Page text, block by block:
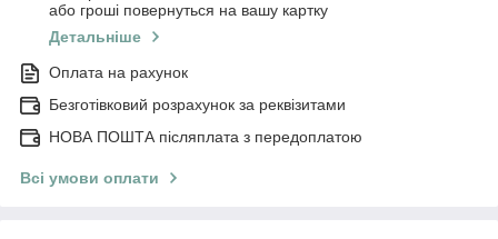
або гроші повернуться на вашу картку
Детальніше
Оплата на рахунок
Безготівковий розрахунок за реквізитами
НОВА ПОШТА післяплата з передоплатою
Всі умови оплати